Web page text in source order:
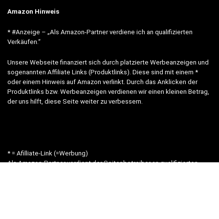
Amazon Hinweis
* #Anzeige – „Als Amazon-Partner verdiene ich an qualifizierten
Verkäufen.“
Unsere Webseite finanziert sich durch platzierte Werbeanzeigen und
sogenannten Affiliate Links (Produktlinks). Diese sind mit einem *
oder einem Hinweis auf Amazon verlinkt. Durch das Anklicken der
Produktlinks bzw. Werbeanzeigen verdienen wir einen kleinen Betrag,
der uns hilft, diese Seite weiter zu verbessern.
* = Afilliate-Link (=Werbung)
Als Amazon-Partner verdient der Seitenbetreiber an qualifizierten